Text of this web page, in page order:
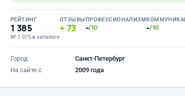
РЕЙТИНГ
1 385
№ 1 075 в каталоге
ОТЗЫВЫ
73
ПРОФЕССИОНАЛИЗМ
-/10 -/10
Город
Санкт-Петербург
На сайте с
2009 года